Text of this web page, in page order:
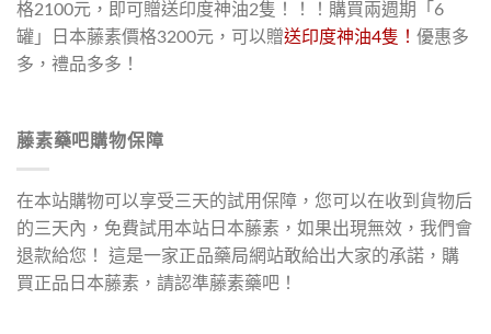
格2100元，即可贈送印度神油2隻！！！購買兩週期「6
罐」日本藤素價格3200元，可以贈送印度神油4隻！ 優惠多
多，禮品多多！
藤素藥吧購物保障
在本站購物可以享受三天的試用保障，您可以在收到貨物后
的三天內，免費試用本站日本藤素，如果出現無效，我們會
退款給您！ 這是一家正品藥局網站敢給出大家的承諾，購
買正品日本藤素，請認準藤素藥吧！